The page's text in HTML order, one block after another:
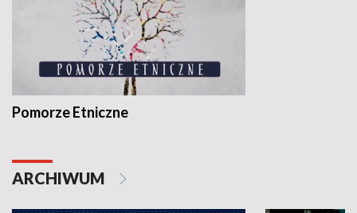
Pomorze Etniczne
ARCHIWUM